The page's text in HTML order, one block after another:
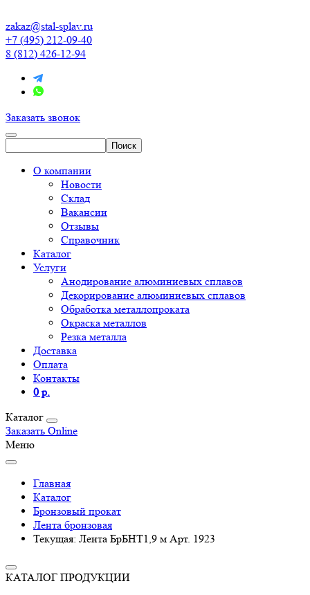
zakaz@stal-splav.ru
+7 (495) 212-09-40
8 (812) 426-12-94
Заказать звонок
О компании
Новости
Склад
Вакансии
Отзывы
Справочник
Каталог
Услуги
Анодирование алюминиевых сплавов
Декорирование алюминиевых сплавов
Обработка металлопроката
Окраска металлов
Резка металла
Доставка
Оплата
Контакты
0 р.
Каталог
Заказать Online
Меню
Главная
Каталог
Бронзовый прокат
Лента бронзовая
Текущая: Лента БрБНТ1,9 м Арт. 1923
КАТАЛОГ ПРОДУКЦИИ